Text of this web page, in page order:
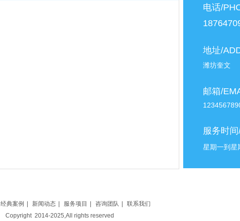
电话/
地址/
潍坊奎文
邮箱/
服务时
星期一到星
经典案例 新闻动态 服务项目 咨询团队
联系我们
Copyright 2014-2025,All rights reserved